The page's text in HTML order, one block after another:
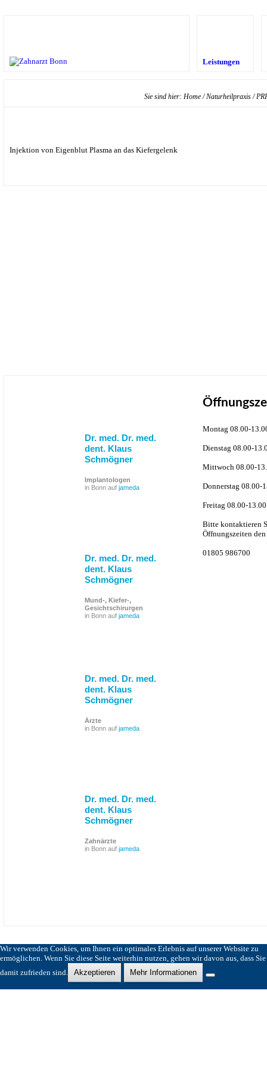
Leistungen
Sie sind hier: Home/Naturheilpraxis/
Injektion von Eigenblut Plasma an das Kiefergelenk
Dr. med. Dr. med.
dent. Klaus
Schmögner
Implantologen
in Bonn auf jameda
Dr. med. Dr. med.
dent. Klaus
Schmögner
Mund-, Kiefer-,
Gesichtschirurgen
in Bonn auf jameda
Dr. med. Dr. med.
dent. Klaus
Schmögner
Ärzte
in Bonn auf jameda
Dr. med. Dr. med.
dent. Klaus
Schmögner
Zahnärzte
in Bonn auf jameda
Montag 08.00-
Dienstag 08.00-
Mittwoch 08.00-
Donnerstag 08.00-
Freitag 08.00-
Bitte kontaktieren
Öffnungszeiten
01805 986700
Wir verwenden Cookies, um Ihnen ein optimales Erlebnis auf unserer Website zu
ermöglichen. Wenn Sie diese Seite weiterhin nutzen, gehen wir davon aus, dass Sie
damit zufrieden sind.
Akzeptieren Mehr Informationen